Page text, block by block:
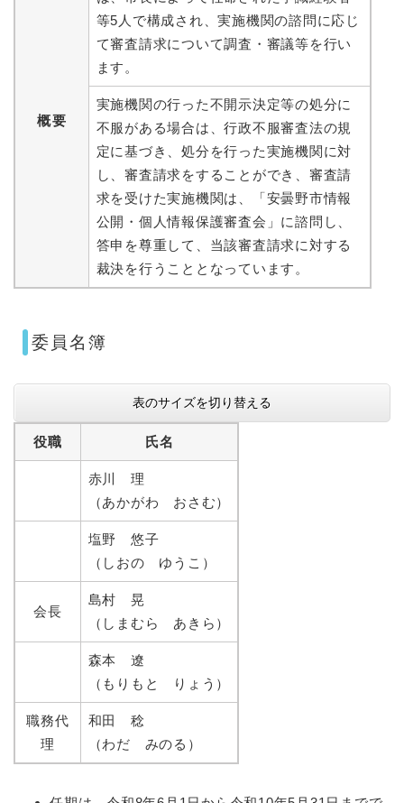
概要
等5人で構成され、実施機関の諮問に応じ
て審査請求について調査・審議等を行い
ます。
実施機関の行った不開示決定等の処分に
不服がある場合は、行政不服審査法の規
定に基づき、処分を行った実施機関に対
し、審査請求をすることができ、審査請
求を受けた実施機関は、「安曇野市情報
公開・個人情報保護審査会」に諮問し、
答申を尊重して、当該審査請求に対する
裁決を行うこととなっています。
委員名簿
表のサイズを切り替える
役職 氏名
赤川 理
（あかがわ おさむ）
塩野 悠子
（しおの ゆうこ）
会長
島村 晃
（しまむら あきら）
森本 遼
（もりもと りょう）
職務代
理
和田 稔
（わだ みのる）